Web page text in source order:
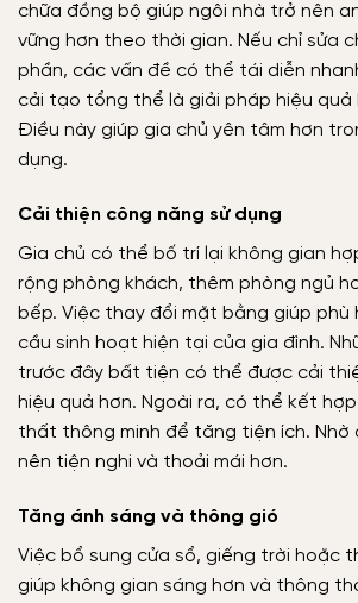
chữa đồng bộ giúp ngôi nhà trở nên
vững hơn theo thời gian. Nếu chỉ sửa
phần, các vấn đề có thể tái diễn
cải tạo tổng thể là giải pháp hiệu quả
Điều này giúp gia chủ yên tâm hơn
dụng.
Cải thiện công năng sử dụng
Gia chủ có thể bố trí lại không gian
rộng phòng khách, thêm phòng ngủ
bếp. Việc thay đổi mặt bằng giúp phù
cầu sinh hoạt hiện tại của gia đình.
trước đây bất tiện có thể được cải
hiệu quả hơn. Ngoài ra, có thể kết
thất thông minh để tăng tiện ích. Nhờ
nên tiện nghi và thoải mái hơn.
Tăng ánh sáng và thông gió
Việc bổ sung cửa sổ, giếng trời hoặc
giúp không gian sáng hơn và thông